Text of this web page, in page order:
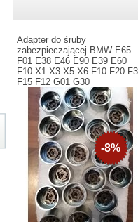
Adapter do śruby
zabezpieczającej BMW E65
F01 E38 E46 E90 E39 E60
F10 X1 X3 X5 X6 F10 F20
F15 F12 G01 G30
-8%